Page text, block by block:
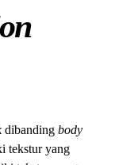
dibandingbody
tekstur yang